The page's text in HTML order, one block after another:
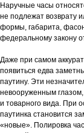
Наручные часы
не подлежат возврату
формы, габарита,
федеральному закону
Даже при самом
появиться едва
паутину. Эти
невооруженным
и товарного вида. При
паутинка становится
«новые». Полировка